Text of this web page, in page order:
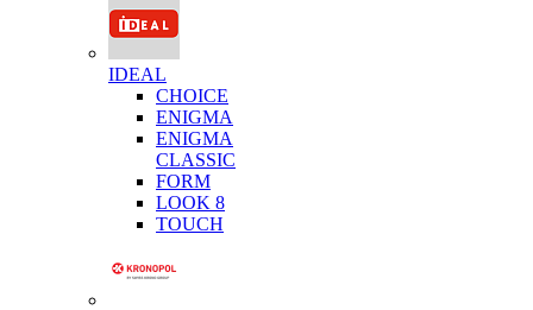
IDEAL
CHOICE
ENIGMA
ENIGMA
CLASSIC
FORM
LOOK 8
TOUCH